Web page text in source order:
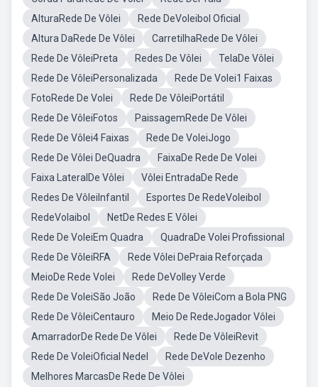
AlturaRede De Vôlei
Rede DeVoleibol Oficial
Altura DaRede De Vôlei
CarretilhaRede De Vôlei
Rede De VôleiPreta
Redes De Vôlei
TelaDe Vôlei
Rede De VôleiPersonalizada
Rede De Volei1 Faixas
FotoRede De Volei
Rede De VôleiPortátil
Rede De VôleiFotos
PaissagemRede De Vôlei
Rede De Vôlei4 Faixas
Rede De VoleiJogo
Rede De Vôlei DeQuadra
FaixaDe Rede De Volei
Faixa LateralDe Vôlei
Vôlei EntradaDe Rede
Redes De VôleiInfantil
Esportes De RedeVoleibol
RedeVolaibol
NetDe Redes E Vôlei
Rede De VoleiEm Quadra
QuadraDe Volei Profissional
Rede De VôleiRFA
Rede Vôlei DePraia Reforçada
MeioDe Rede Volei
Rede DeVolley Verde
Rede De VoleiSão João
Rede De VôleiCom a Bola PNG
Rede De VôleiCentauro
Meio De RedeJogador Vôlei
AmarradorDe Rede De Vôlei
Rede De VôleiRevit
Rede De VoleiOficial Nedel
Rede DeVole Dezenho
Melhores MarcasDe Rede De Vôlei